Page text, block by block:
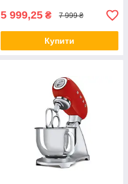
5 999,25 ₴ 7 999 ₴
Купити